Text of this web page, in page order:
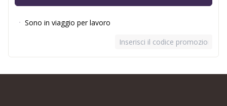
Sono in viaggio per lavoro
Inserisci il codice promozionale